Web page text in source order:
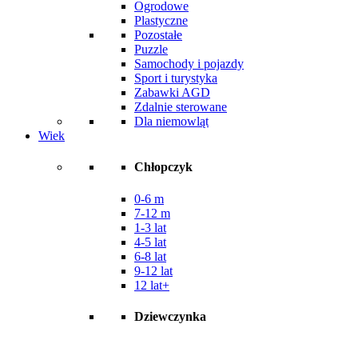
Ogrodowe
Plastyczne
Pozostałe
Puzzle
Samochody i pojazdy
Sport i turystyka
Zabawki AGD
Zdalnie sterowane
Dla niemowląt
Wiek
Chłopczyk
0-6 m
7-12 m
1-3 lat
4-5 lat
6-8 lat
9-12 lat
12 lat+
Dziewczynka